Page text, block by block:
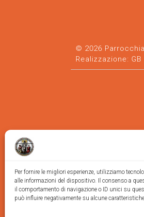
Per fornire le migliori esperienze, utilizziamo
alle informazioni del dispositivo. Il consenso a
il comportamento di navigazione o ID unici su
può influire negativamente su alcune
© 2026
Realizzazione: GB